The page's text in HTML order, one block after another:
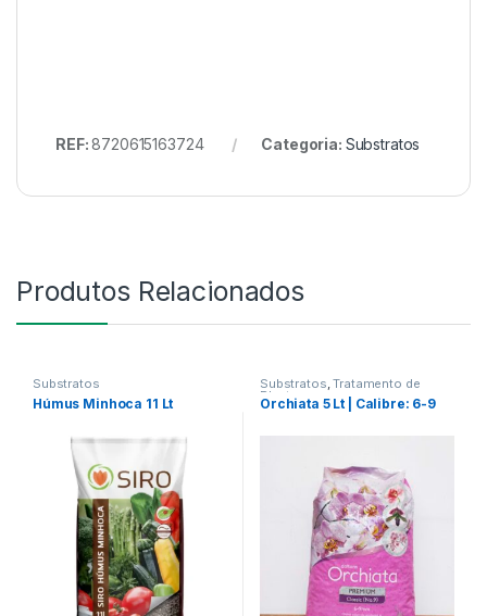
REF:8720615163724 Categoria: Substratos
Produtos Relacionados
Substratos
Húmus Minhoca 11 Lt
Substratos,Tratamento de
Plantas
Orchiata 5 Lt | Calibre: 6-9